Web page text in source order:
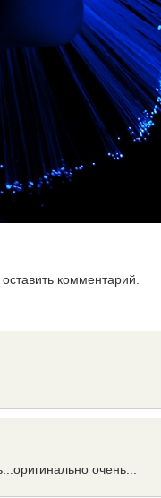
комментарий.
очень...